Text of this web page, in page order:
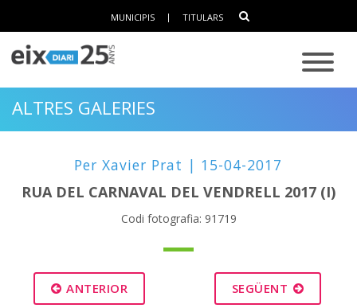
MUNICIPIS | TITULARS
ALTRES GALERIES
Per Xavier Prat | 15-04-2017
RUA DEL CARNAVAL DEL VENDRELL 2017 (I)
Codi fotografia: 91719
ANTERIOR SEGÜENT